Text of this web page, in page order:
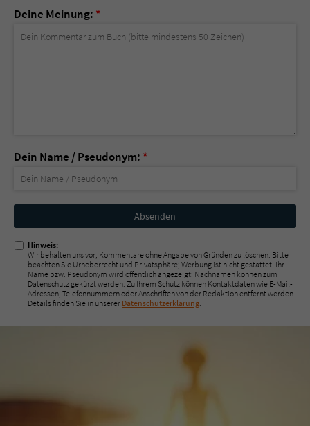
Deine Meinung: *
Dein Name / Pseudonym: *
Nicht
ausfüllen!
Hinweis:
Wir behalten uns vor, Kommentare ohne Angabe von Gründen zu löschen. Bitte
beachten Sie Urheberrecht und Privatsphäre; Werbung ist nicht gestattet. Ihr
Name bzw. Pseudonym wird öffentlich angezeigt; Nachnamen können zum
Datenschutz gekürzt werden. Zu Ihrem Schutz können Kontaktdaten wie E-Mail-
Adressen, Telefonnummern oder Anschriften von der Redaktion entfernt werden.
Details finden Sie in unserer Datenschutzerklärung